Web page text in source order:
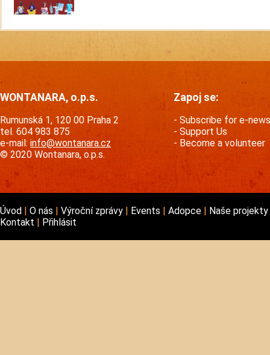
WONTANARA, o.p.s.
Rumunská 1, 120 00 Praha 2
tel. 604 983 875
e-mail: info@wontanara.cz
© 2020 Wontanara, o.p.s.
Zapoj se:
Subscribe for e-news
Support Us
Become a volunteer
Úvod O nás Výroční zprávy Events Adopce
Naše projekty
Kontakt
Přihlásit